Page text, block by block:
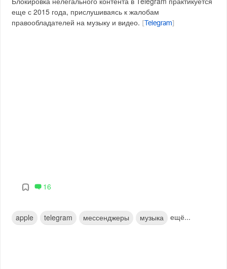
еще с 2015 года, прислушиваясь к жалобам
правообладателей на музыку и видео.
Telegram
16
apple telegram мессенджеры музыка ещё...